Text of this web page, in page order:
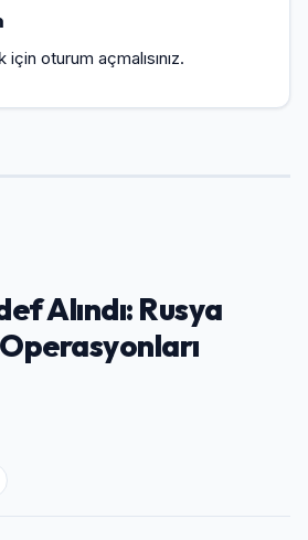
için oturum açmalısınız.
Alındı: Rusya